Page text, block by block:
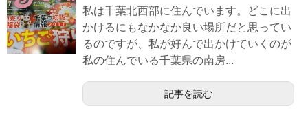
私は千葉北西部に住んでいます。どこに出
かけるにもなかなか良い場所だと思ってい
るのですが、私が好んで出かけていくのが
私の住んでいる千葉県の南房...
記事を読む